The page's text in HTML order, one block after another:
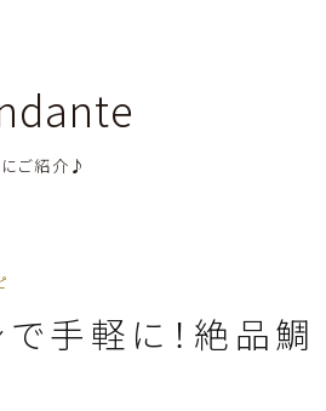
ご紹介♪
手軽に！絶品鯛